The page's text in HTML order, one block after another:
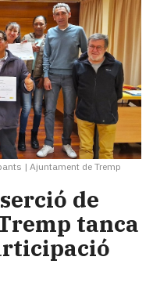
| Ajuntament de Tremp
de
tanca